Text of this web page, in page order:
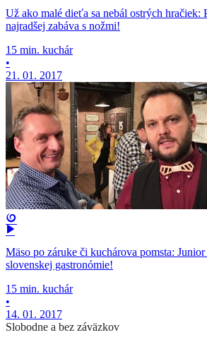
Už ako malé dieťa sa nebál ostrých hračiek:
najradšej zabáva s nožmi!
15 min. kuchár
•
21. 01. 2017
Mäso po záruke či kuchárova pomsta:
slovenskej gastronómie!
15 min. kuchár
•
14. 01. 2017
Slobodne a bez záväzkov